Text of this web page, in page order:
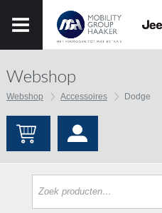
Webshop
Webshop Accessoires Dodge